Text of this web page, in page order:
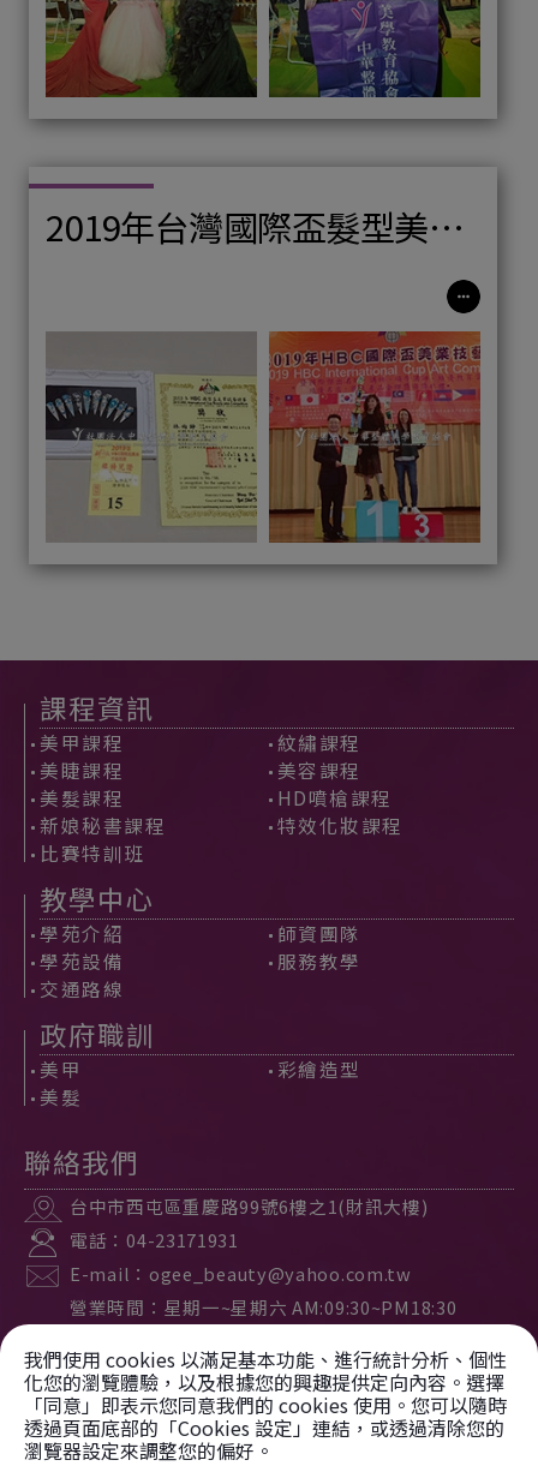
2019年台灣國際盃髮型美容
課程資訊
美甲課程
紋繡課程
美睫課程
美容課程
美髮課程
HD噴槍課程
新娘秘書課程
特效化妝課程
比賽特訓班
教學中心
學苑介紹
師資團隊
學苑設備
服務教學
交通路線
政府職訓
美甲
彩繪造型
美髮
聯絡我們
台中市西屯區重慶路99號6樓之1(財訊大樓)
電話：04-23171931
E-mail： ogee_beauty@yahoo.com.tw
營業時間：星期一~星期六 AM:09:30~PM18:30
Copyright © 2023
形美學苑。社團法人中華整體美學教育協會
我們使用 cookies 以滿足基本功能、進行統計分析、個性
化您的瀏覽體驗，以及根據您的興趣提供定向內容。選擇
「同意」即表示您同意我們的 cookies 使用。您可以隨時
透過頁面底部的「Cookies 設定」連結，或透過清除您的
瀏覽器設定來調整您的偏好。